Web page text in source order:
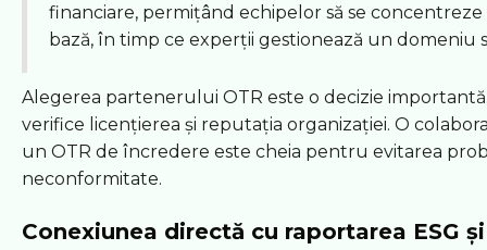
financiare, permițând echipelor să se
bază, în timp ce experții gestionează un domeniu
Alegerea partenerului OTR este o decizie importantă.
verifice licențierea și reputația organizației. O
un OTR de încredere este cheia pentru evitarea
neconformitate.
Conexiunea directă cu raportarea ESG și